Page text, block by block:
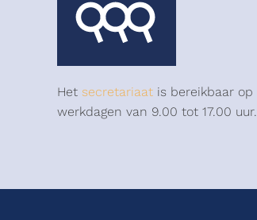
Het secretariaat is bereikbaar op
werkdagen van 9.00 tot 17.00 uur.